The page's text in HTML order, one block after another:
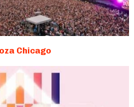
Chicago